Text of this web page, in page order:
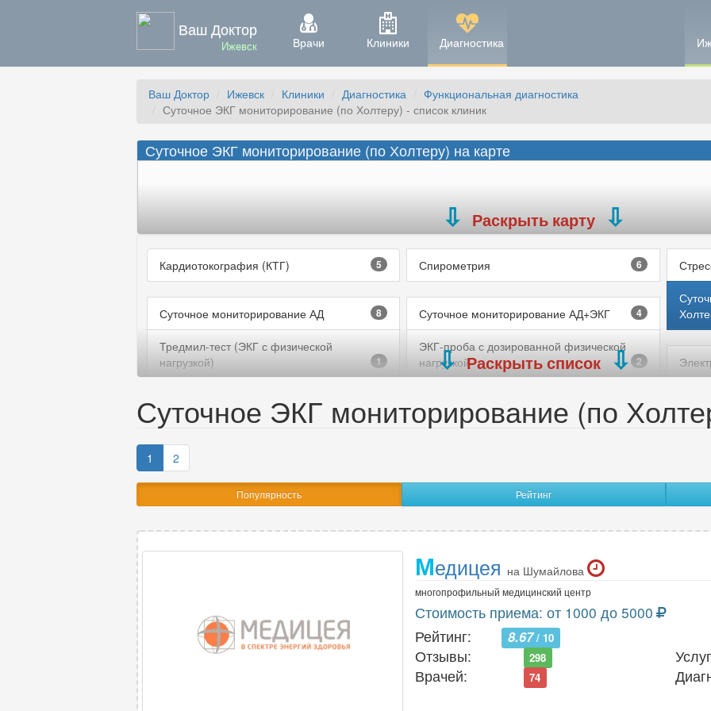
Ваш Доктор
Ижевск Врачи Клиники Диагностика
Ваш Доктор Ижевск Клиники Диагностика
Функциональная диагностика
Суточное ЭКГ мониторирование (по Холтеру) - список клиник
Суточное ЭКГ мониторирование (по Холтеру) на карте
Раскрыть карту
Кардиотокография (КТГ) 5 Спирометрия 6
Суточное мониторирование АД 8 Суточное мониторирование АД+ЭКГ 4
Тредмил-тест (ЭКГ с физической
нагрузкой)
1
ЭКГ-проба с дозированной физической
нагрузкой
2
Раскрыть список
Суточное ЭКГ мониторирование (по
1 2
Популярность Рейтинг
Медицея на Шумайлова
многопрофильный медицинский центр
Стоимость приема: от 1000 до 5000
Рейтинг:
8.67/ 10
Отзывы: 298
Врачей: 74